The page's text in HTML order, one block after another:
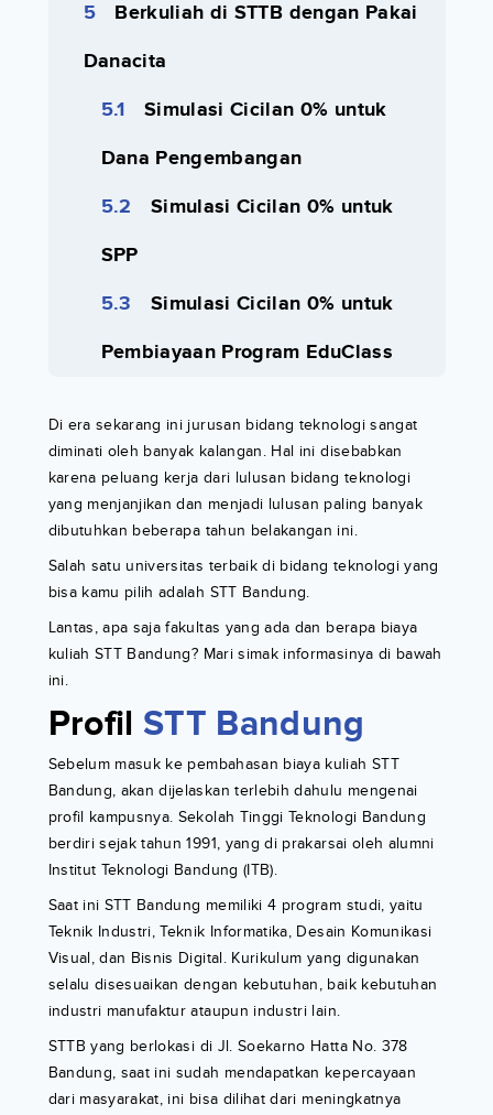
Berkuliah di STTB dengan Pakai
Danacita
Simulasi Cicilan 0% untuk
Dana Pengembangan
Simulasi Cicilan 0% untuk
SPP
Simulasi Cicilan 0% untuk
Pembiayaan Program EduClass
Di era sekarang ini jurusan bidang teknologi sangat
diminati oleh banyak kalangan. Hal ini disebabkan
karena peluang kerja dari lulusan bidang teknologi
yang menjanjikan dan menjadi lulusan paling banyak
dibutuhkan beberapa tahun belakangan ini.
Salah satu universitas terbaik di bidang teknologi yang
bisa kamu pilih adalah STT Bandung.
Lantas, apa saja fakultas yang ada dan berapa biaya
kuliah STT Bandung? Mari simak informasinya di bawah
ini.
Profil STT Bandung
Sebelum masuk ke pembahasan biaya kuliah STT
Bandung, akan dijelaskan terlebih dahulu mengenai
profil kampusnya. Sekolah Tinggi Teknologi Bandung
berdiri sejak tahun 1991, yang di prakarsai oleh alumni
Institut Teknologi Bandung (ITB).
Saat ini STT Bandung memiliki 4 program studi, yaitu
Teknik Industri, Teknik Informatika, Desain Komunikasi
Visual, dan Bisnis Digital. Kurikulum yang digunakan
selalu disesuaikan dengan kebutuhan, baik kebutuhan
industri manufaktur ataupun industri lain.
STTB yang berlokasi di Jl. Soekarno Hatta No. 378
Bandung, saat ini sudah mendapatkan kepercayaan
dari masyarakat, ini bisa dilihat dari meningkatnya